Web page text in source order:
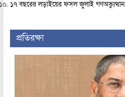
১৭ বছরের লড়াইয়ের ফসল জুলাই গণঅভ্যুত্থান:
প্রতিরক্ষা